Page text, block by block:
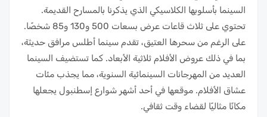
السينما بأسلوبها الكلاسيكي الذي يذكرنا بالمسارح القديمة.
تحتوي على ثلاث قاعات عرض بسعات 500 و130 و85 شخصًا.
على الرغم من سحرها العتيق، تقدم سينما أطلس مرافق حديثة،
بما في ذلك عروض الأفلام ثلاثية الأبعاد. كما تستضيف السينما
العديد من المهرجانات السينمائية السنوية، مما يجذب مئات
عشاق الأفلام. موقعها في أحد أشهر شوارع إسطنبول يجعلها
مكانًا مثاليًا لقضاء وقت ثقافي.